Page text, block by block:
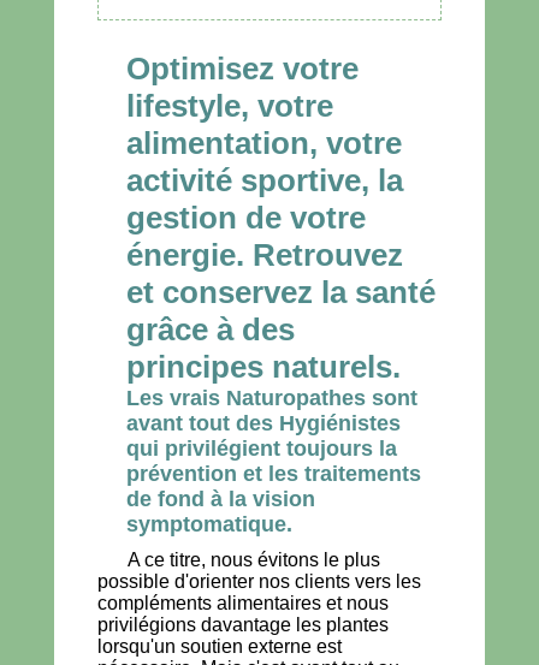
Optimisez votre
lifestyle, votre
alimentation, votre
activité sportive, la
gestion de votre
énergie. Retrouvez
et conservez la santé
grâce à des
principes naturels.
Les vrais Naturopathes sont
avant tout des Hygiénistes
qui privilégient toujours la
prévention et les traitements
de fond à la vision
symptomatique.
A ce titre, nous évitons le plus
possible d'orienter nos clients vers les
compléments alimentaires et nous
privilégions davantage les plantes
lorsqu'un soutien externe est